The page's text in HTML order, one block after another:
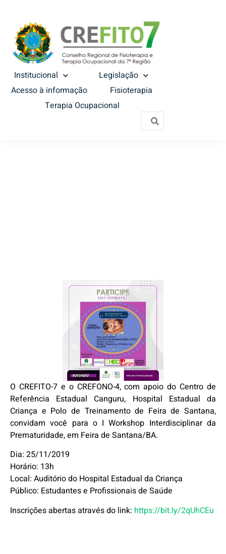
Institucional
Legislação
Acesso à informação
Fisioterapia
Terapia Ocupacional
O CREFITO-7 e o CREFONO-4, com apoio do Centro de
Referência Estadual Canguru, Hospital Estadual da
Criança e Polo de Treinamento de Feira de Santana,
convidam você para o I Workshop Interdisciplinar da
Prematuridade, em Feira de Santana/BA.
Dia: 25/11/2019
Horário: 13h
Local: Auditório do Hospital Estadual da Criança
Público: Estudantes e Profissionais de Saúde
Inscrições abertas através do link: https://bit.ly/2qUhCEu